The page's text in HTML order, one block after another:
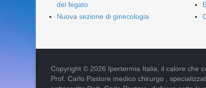
del fegato
Nuova sezione di ginecologia
Copyright © 2026 Ipertermia Italia, il calore che
Prof. Carlo Pastore medico chirurgo ,